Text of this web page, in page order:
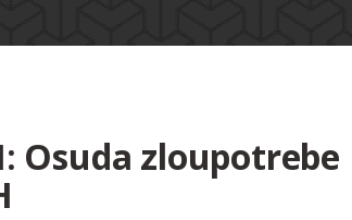
Osuda zloupotrebe